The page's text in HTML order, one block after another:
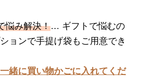
悩み解決！… ギフトで悩むの
ョンで手提げ袋もご用意でき
一緒に買い物かごに入れてくだ